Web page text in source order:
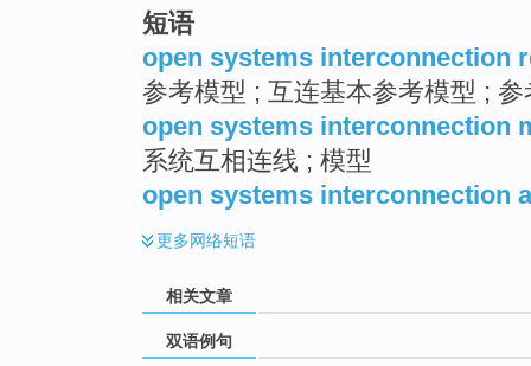
短语
open systems interconnection
参考模型 ; 互连基本参考模型 ; 参
open systems interconnection
系统互相连线 ; 模型
open systems interconnection
更多网络短语
相关文章
双语例句